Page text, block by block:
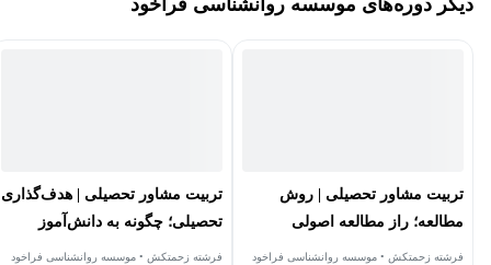
فعالیت‌های مؤسسه فراخود در چند حوزه اصلی متمرکز است:
تربیت مشاور تحصیلی | روش
مطالعه؛ راز مطالعه اصولی
چیست؟
فرشته زحمتکش • موسسه روانشناسی فراخود
تربیت مشاور تحصیلی | هدف‌گذاری
تحصیلی؛ چگونه به دانش‌آموز
مسیر موفقیت بدهیم؟
فرشته زحمتکش • موسسه روانشناسی فراخود